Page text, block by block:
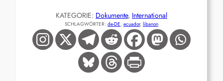
KATEGORIE: Dokumente, International
SCHLAGWÖRTER: de-DE, ecuador, libanon